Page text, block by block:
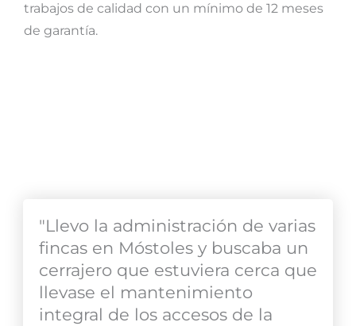
trabajos de calidad con un mínimo de 12 meses
de garantía.
"Llevo la administración de varias
fincas en Móstoles y buscaba un
cerrajero que estuviera cerca que
llevase el mantenimiento
integral de los accesos de la